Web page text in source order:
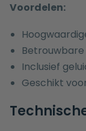
Voordelen:
Inclusief
Geschikt